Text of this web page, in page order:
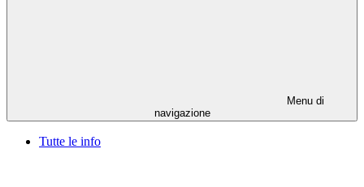
Menu di
navigazione
Tutte le info